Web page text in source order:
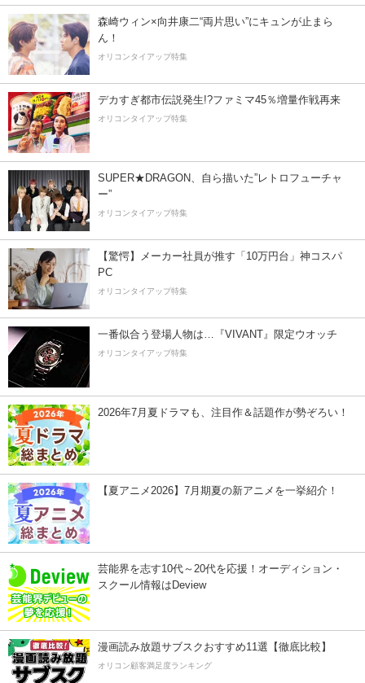
森崎ウィン×向井康二“両片思い”にキュンが止まら
ん！
オリコンタイアップ特集
デカすぎ都市伝説発生!?ファミマ45％増量作戦再来
オリコンタイアップ特集
SUPER★DRAGON、自ら描いた”レトロフューチャ
ー”
オリコンタイアップ特集
【驚愕】メーカー社員が推す「10万円台」神コスパ
PC
オリコンタイアップ特集
一番似合う登場人物は…『VIVANT』限定ウオッチ
オリコンタイアップ特集
2026年7月夏ドラマも、注目作＆話題作が勢ぞろい！
【夏アニメ2026】7月期夏の新アニメを一挙紹介！
芸能界を志す10代～20代を応援！オーディション・
スクール情報はDeview
漫画読み放題サブスクおすすめ11選【徹底比較】
オリコン顧客満足度ランキング